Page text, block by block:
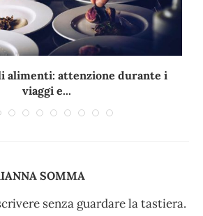
alimenti: attenzione durante i
viaggi e...
SOMMA
senza guardare la tastiera.